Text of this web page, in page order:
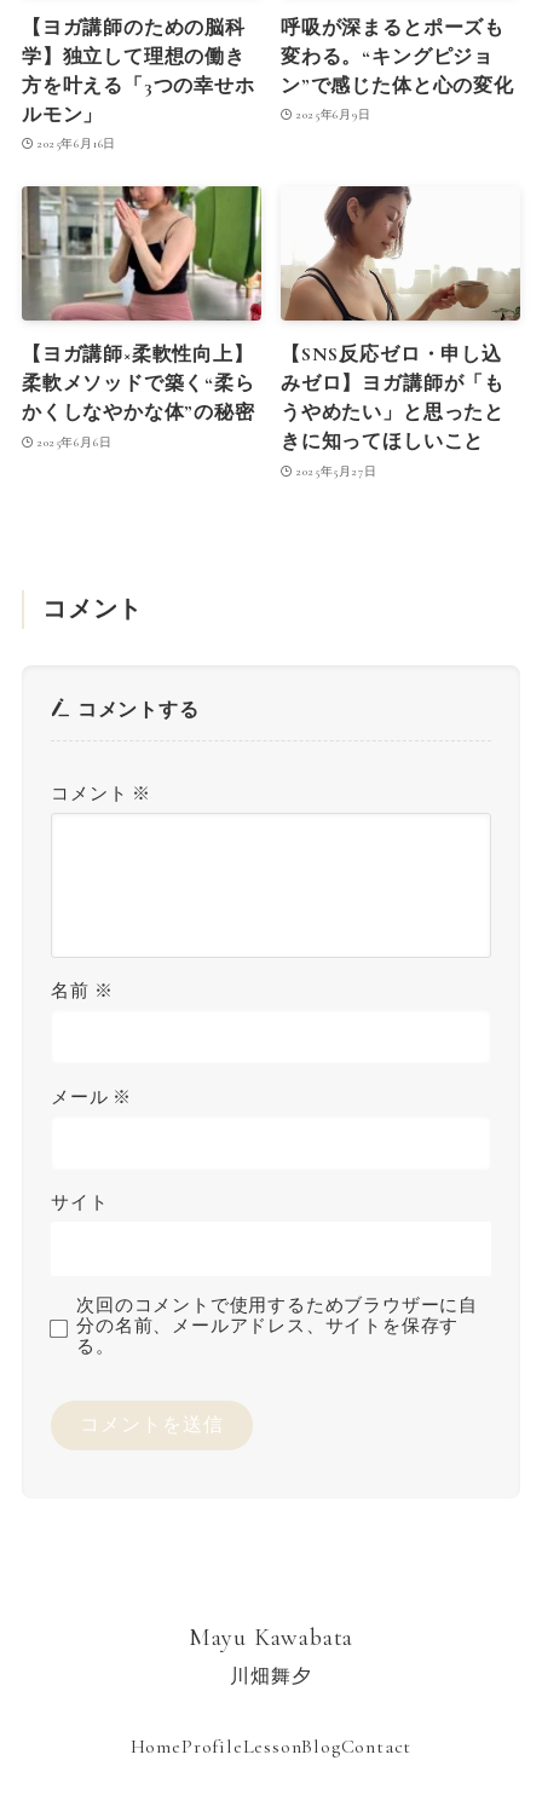
【ヨガ講師のための脳科
学】独立して理想の働き
方を叶える「3つの幸せホ
ルモン」
2025年6月16日
呼吸が深まるとポーズも
変わる。“キングピジョ
ン”で感じた体と心の変化
2025年6月9日
【ヨガ講師×柔軟性向上】
柔軟メソッドで築く“柔ら
かくしなやかな体”の秘密
2025年6月6日
【SNS反応ゼロ・申し込
みゼロ】ヨガ講師が「も
うやめたい」と思ったと
きに知ってほしいこと
2025年5月27日
コメント
コメントする
コメント ※
名前 ※
メール ※
サイト
次回のコメントで使用するためブラウザーに自
分の名前、メールアドレス、サイトを保存す
る。
Mayu Kawabata
川畑舞夕
HomeProfileLessonBlogContact